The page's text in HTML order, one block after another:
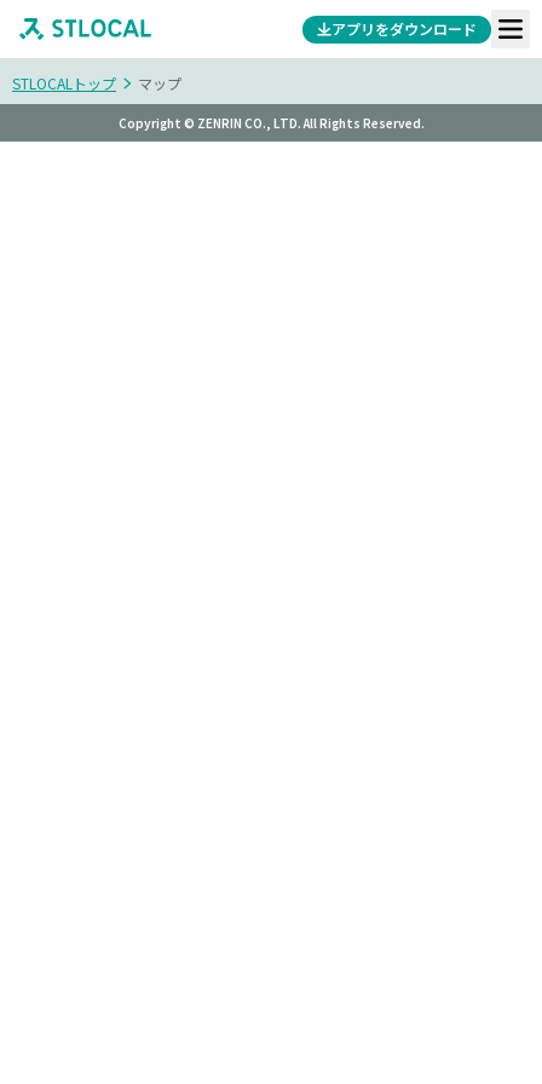
アプリをダウンロード
STLOCALトップ マップ
Copyright © ZENRIN CO., LTD. All Rights Reserved.